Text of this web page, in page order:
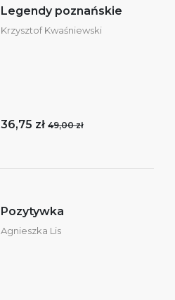
Legendy poznańskie
Krzysztof Kwaśniewski
36,75 zł 49,00 zł
Pozytywka
Agnieszka Lis